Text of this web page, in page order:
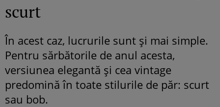
scurt
În acest caz, lucrurile sunt și mai simple.
Pentru sărbătorile de anul acesta,
versiunea elegantă și cea vintage
predomină în toate stilurile de păr: scurt
sau bob.